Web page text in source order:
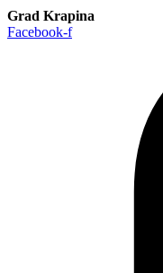
Grad Krapina
Facebook-f